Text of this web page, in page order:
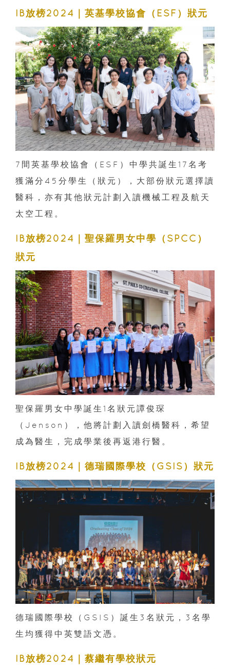
IB放榜2024｜英基學校協會（ESF）狀元
7間英基學校協會（ESF）中學共誕生17名考
獲滿分45分學生（狀元），大部份狀元選擇讀
醫科，亦有其他狀元計劃入讀機械工程及航天
太空工程。
IB放榜2024｜聖保羅男女中學（SPCC）
狀元
聖保羅男女中學誕生1名狀元譚俊琛
（Jenson），他將計劃入讀劍橋醫科，希望
成為醫生，完成學業後再返港行醫。
IB放榜2024｜德瑞國際學校（GSIS）狀元
德瑞國際學校（GSIS）誕生3名狀元，3名學
生均獲得中英雙語文憑。
IB放榜2024｜蔡繼有學校狀元